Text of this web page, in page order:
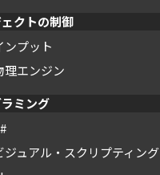
クトの制御
ンプット
理エンジン
ミング
ジュアル・スクリプティング